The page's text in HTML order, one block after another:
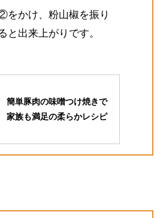
かけ、粉山椒を振り
と出来上がりです。
簡単豚肉の味噌つけ焼きで
家族も満足の柔らかレシピ